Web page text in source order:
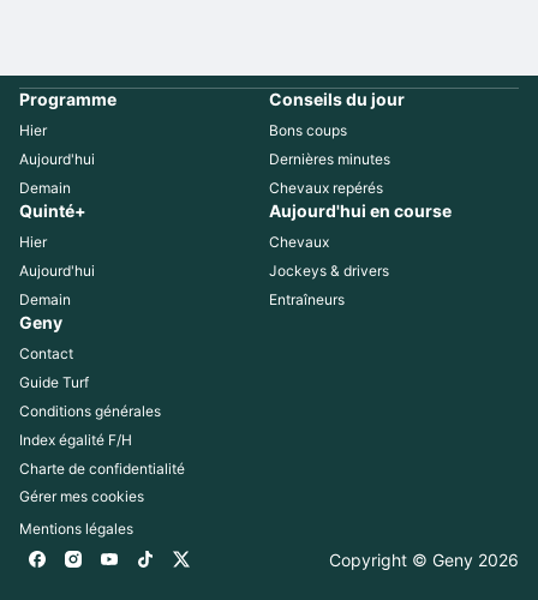
Programme
Hier
Aujourd'hui
Demain
Conseils du jour
Bons coups
Dernières minutes
Chevaux repérés
Quinté+
Hier
Aujourd'hui
Demain
Aujourd'hui en course
Chevaux
Jockeys & drivers
Entraîneurs
Geny
Contact
Guide Turf
Conditions générales
Index égalité F/H
Charte de confidentialité
Gérer mes cookies
Mentions légales
Copyright © Geny 2026